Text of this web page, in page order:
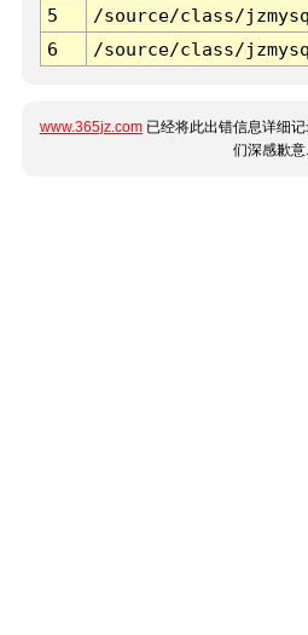
5
/source/class/
6
/source/class/
www.365jz.com 已经将此出错信息详细
们深感歉意.